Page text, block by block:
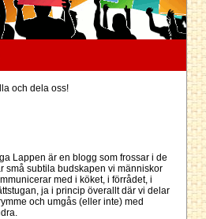
och dela oss!
Lappen är en blogg som frossar i de
små subtila budskapen vi människor
med i köket, i förrådet, i
ja i princip överallt där vi delar
och umgås (eller inte) med